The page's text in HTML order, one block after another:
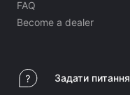
FAQ
Become a dealer
Задати питання